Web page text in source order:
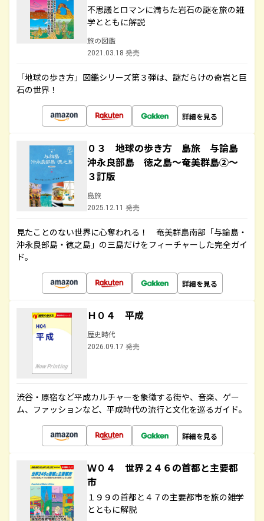
不思議とロマンに満ちた岩石の謎を旅の雑
学とともに解説
旅の図鑑
2021.03.18 発売
「地球の歩き方」図鑑シリーズ第３弾は、謎だらけの奇岩と巨
石の世界！
詳細を見る
０３ 地球の歩き方 島旅 与論島
沖永良部島 徳之島～奄美群島②～
３訂版
島旅
2025.12.11 発売
見たことのない世界に心奪われる！ 奄美群島南部「与論島・
沖永良部島・徳之島」の三島だけをフィーチャーした完全ガイ
ド。
詳細を見る
Ｈ０４ 平成
歴史時代
2026.09.17 発売
渋谷・原宿など平成カルチャーを象徴する街や、音楽、ゲー
ム、ファッションなど、平成時代の流行と文化を巡るガイド。
詳細を見る
Ｗ０４ 世界２４６の首都と主要都
市
１９９の首都と４７の主要都市を旅の雑学
とともに解説